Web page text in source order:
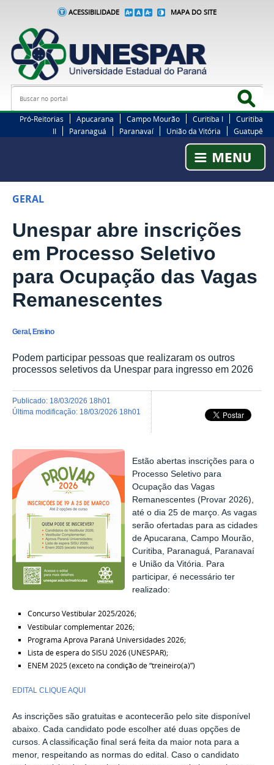
ACESSIBILIDADE MAPA DO SITE
Busca
Pró-Reitorias Apucarana Campo Mourão Curitiba I
Curitiba
II
Paranaguá Paranavaí União da Vitória Guatupê
GERAL
Unespar abre inscrições
em Processo Seletivo
para Ocupação das Vagas
Remanescentes
Geral, Ensino
Podem participar pessoas que realizaram os outros
processos seletivos da Unespar para ingresso em 2026
publicado: 18/03/2026 18h01
última modificação: 18/03/2026 18h01
Estão abertas inscrições para o
Processo Seletivo para
Ocupação das Vagas
Remanescentes (Provar 2026),
até o dia 25 de março. As vagas
serão ofertadas para as cidades
de Apucarana, Campo Mourão,
Curitiba, Paranaguá, Paranavaí
e União da Vitória. Para
participar, é necessário ter
realizado:
Concurso Vestibular 2025/2026;
Vestibular complementar 2026;
Programa Aprova Paraná Universidades 2026;
Lista de espera do SISU 2026 (UNESPAR);
ENEM 2025 (exceto na condição de “treineiro(a)”)
EDITAL CLIQUE AQUI
As inscrições são gratuitas e acontecerão pelo site disponível
abaixo. Cada candidato pode escolher até duas opções de
cursos. A classificação final será feita da maior nota para a
menor, respeitando as normas do edital. Caso o candidato